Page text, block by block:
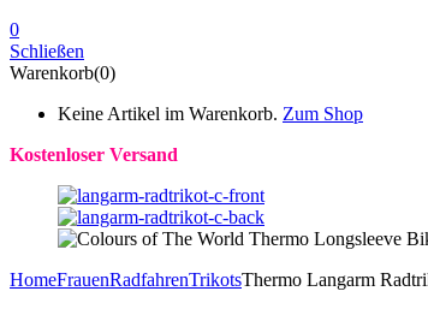
0
Schließen
Warenkorb(0)
Keine Artikel im Warenkorb. Zum Shop
Kostenloser Versand
HomeFrauenRadfahrenTrikotsThermo Langarm